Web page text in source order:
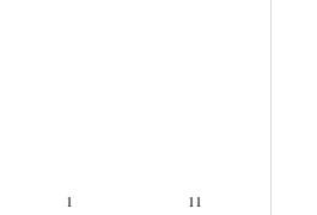
1 11